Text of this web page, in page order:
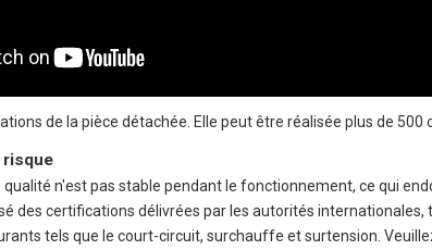
de la pièce détachée. Elle peut être réalisée plus de
risque
qualité n'est pas stable pendant le fonctionnement, ce qui
des certifications délivrées par les autorités
tels que le court-circuit, surchauffe et surtension.